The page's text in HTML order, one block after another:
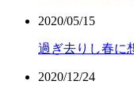
2020/05/15
過ぎ去りし春に
2020/12/24